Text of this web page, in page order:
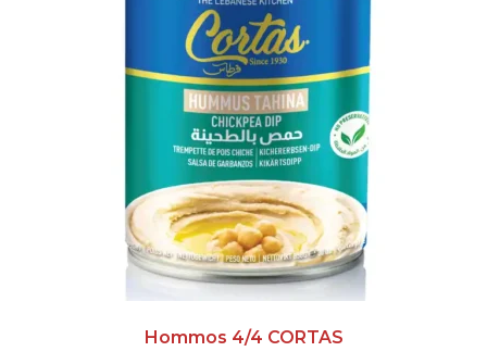
Hommos 4/4 CORTAS